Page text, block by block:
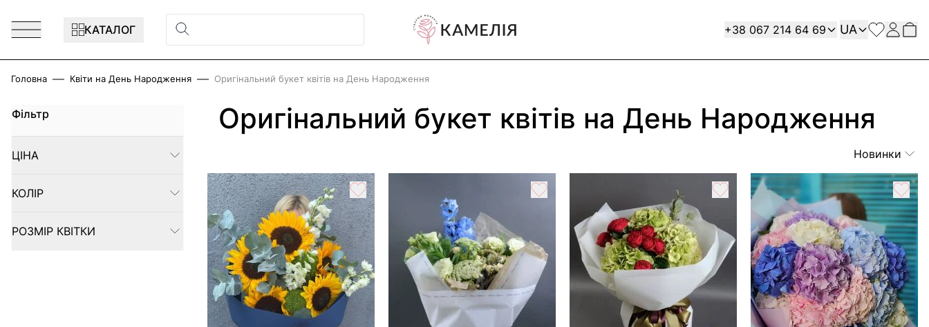
КАТАЛОГ
Contact
+38 067 214 64 69 Мова
UA
Головна Квіти на День Народження Оригінальний букет квітів на День Народження
Фільтр
ЦІНА
FILTER
КОЛІР
FILTER
РОЗМІР КВІТКИ
FILTER
Оригінальний букет квітів на День Народження
Новинки